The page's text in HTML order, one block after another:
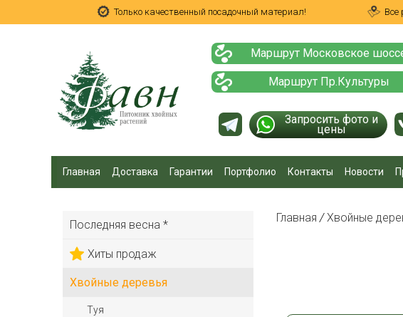
Только качественный посадочный материал! Все
Маршрут Московское
Маршрут Пр.Культуры
Запросить фото и
цены
Главная Доставка Гарантии Портфолио Контакты Новости
Последняя весна *
Хиты продаж
Хвойные деревья
Туя
Главная / Хвойные